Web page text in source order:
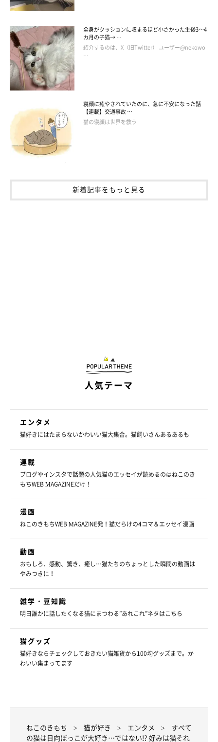
全身がクッションに収まるほど小さかった生後3～4
カ月の子猫→ …
紹介するのは、X（旧Twitter） ユーザー@nekowo
…
寝顔に癒やされていたのに、急に不安になった話
【連載】交通事故 …
猫の寝顔は世界を救う
新着記事をもっと見る
人気テーマ
エンタメ
猫好きにはたまらないかわいい猫大集合。猫飼いさんあるあるも
連載
ブログやインスタで話題の人気猫のエッセイが読めるのはねこのき
もちWEB MAGAZINEだけ！
漫画
ねこのきもちWEB MAGAZINE発！猫だらけの4コマ＆エッセイ漫画
動画
おもしろ、感動、驚き、癒し…猫たちのちょっとした瞬間の動画は
やみつきに！
雑学・豆知識
明日誰かに話したくなる猫にまつわる”あれこれ”ネタはこちら
猫グッズ
猫好きならチェックしておきたい猫雑貨から100均グッズまで。か
わいい集まってます
ねこのきもち 猫が好き エンタメ
すべて
の猫は日向ぼっこが大好き…ではない!? 好みは猫それ